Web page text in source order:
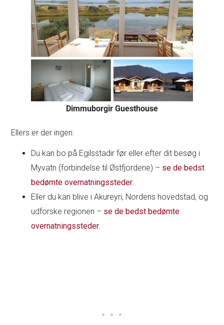
Dimmuborgir Guesthouse
Ellers er der ingen:
Du kan bo på Egilsstadir før eller efter dit besøg i
Myvatn (forbindelse til Østfjordene) – se de bedst
bedømte overnatningssteder
Eller du kan blive i Akureyri, Nordens hovedstad, og
udforske regionen – se de bedst bedømte
overnatningssteder